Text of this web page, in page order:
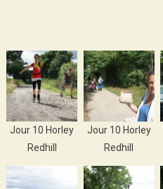
Jour 10 Horley
Redhill
Jour 10 Horley
Redhill